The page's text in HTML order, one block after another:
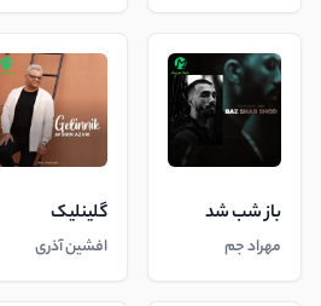
باز شب شد
مهراد جم
گلینلیک
افشین آذری